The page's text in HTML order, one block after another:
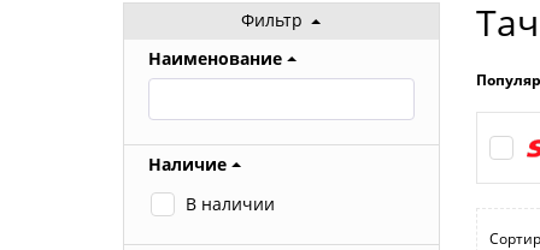
Фильтр
Наименование
Наличие
В наличии